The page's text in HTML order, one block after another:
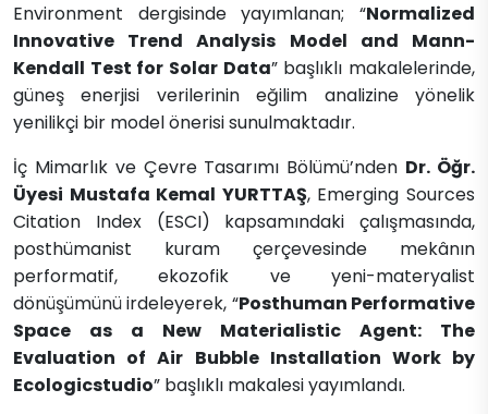
Environment dergisinde yayımlanan; “Normalized
Innovative Trend Analysis Model and Mann-
Kendall Test for Solar Data” başlıklı makalelerinde,
güneş enerjisi verilerinin eğilim analizine yönelik
yenilikçi bir model önerisi sunulmaktadır.
İç Mimarlık ve Çevre Tasarımı Bölümü’nden Dr. Öğr.
Üyesi Mustafa Kemal YURTTAŞ, Emerging Sources
Citation Index (ESCI) kapsamındaki çalışmasında,
posthümanist kuram çerçevesinde mekânın
performatif, ekozofik ve yeni-materyalist
dönüşümünü irdeleyerek, “Posthuman Performative
Space as a New Materialistic Agent: The
Evaluation of Air Bubble Installation Work by
Ecologicstudio” başlıklı makalesi yayımlandı.